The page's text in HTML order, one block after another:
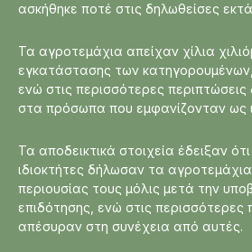
ασκήθηκε ποτέ στις δηλωθείσες
Τα αγροτεμάχια απείχαν χίλια
εγκατάστασης των
ενώ στις περισσότερες
στα πρόσωπα που εμφανίζονταν ως
Τα αποδεικτικά στοιχεία έδειξαν
ιδιοκτήτες δήλωσαν τα
περιουσίας τους μόλις μετά την
επιδότησης, ενώ στις περισσότερες
απέσυραν στη συνέχεια από αυτές.